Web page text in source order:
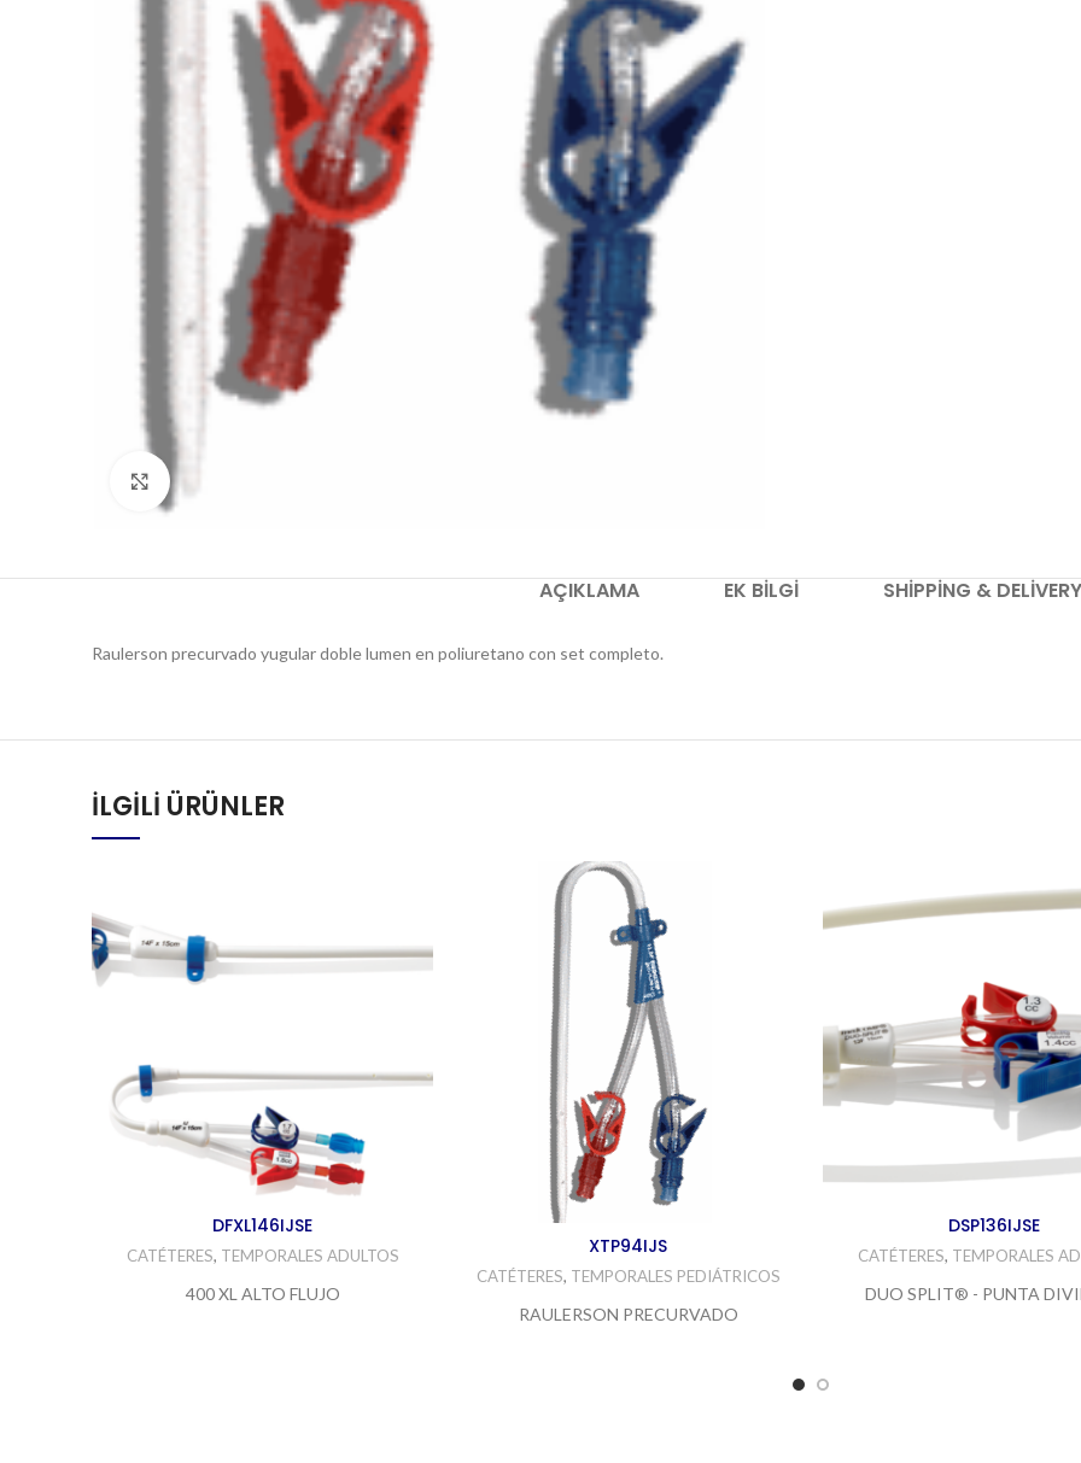
AÇIKLAMA EK BILGI SHIPPING & DELIVERY
Raulerson precurvado yugular doble lumen en poliuretano con set completo.
İLGILI ÜRÜNLER
DFXL146IJSE
CATÉTERES, TEMPORALES ADULTOS
400 XL ALTO FLUJO
XTP94IJS
CATÉTERES, TEMPORALES PEDIÁTRICOS
RAULERSON PRECURVADO
DSP136IJSE
CATÉTERES, TEMPORALES
DUO SPLIT® - PUNTA